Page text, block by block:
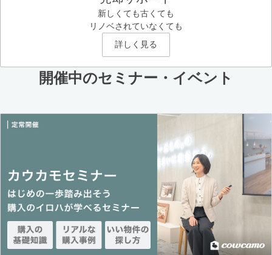
新しくても古くても
リノベされていなくても
詳しく見る
開催中のセミナー・イベント